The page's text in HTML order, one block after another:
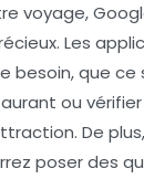
voyage,
Les
besoin, que
ou
De
poser des